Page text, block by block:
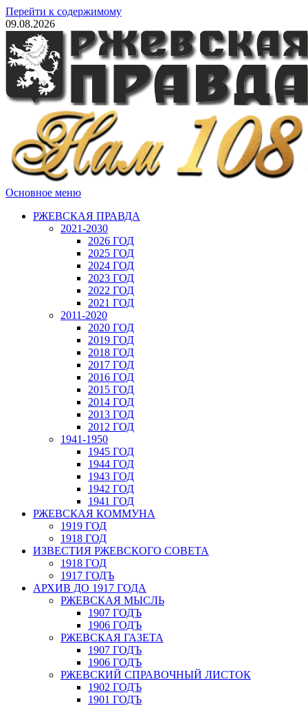
Перейти к содержимому
09.08.2026
Основное меню
РЖЕВСКАЯ ПРАВДА
2021-2030
2026 ГОД
2025 ГОД
2024 ГОД
2023 ГОД
2022 ГОД
2021 ГОД
2011-2020
2020 ГОД
2019 ГОД
2018 ГОД
2017 ГОД
2016 ГОД
2015 ГОД
2014 ГОД
2013 ГОД
2012 ГОД
1941-1950
1945 ГОД
1944 ГОД
1943 ГОД
1942 ГОД
1941 ГОД
РЖЕВСКАЯ КОММУНА
1919 ГОД
1918 ГОД
ИЗВЕСТИЯ РЖЕВСКОГО СОВЕТА
1918 ГОД
1917 ГОДЪ
АРХИВ ДО 1917 ГОДА
РЖЕВСКАЯ МЫСЛЬ
1907 ГОДЪ
1906 ГОДЪ
РЖЕВСКАЯ ГАЗЕТА
1907 ГОДЪ
1906 ГОДЪ
РЖЕВСКИЙ СПРАВОЧНЫЙ ЛИСТОК
1902 ГОДЪ
1901 ГОДЪ